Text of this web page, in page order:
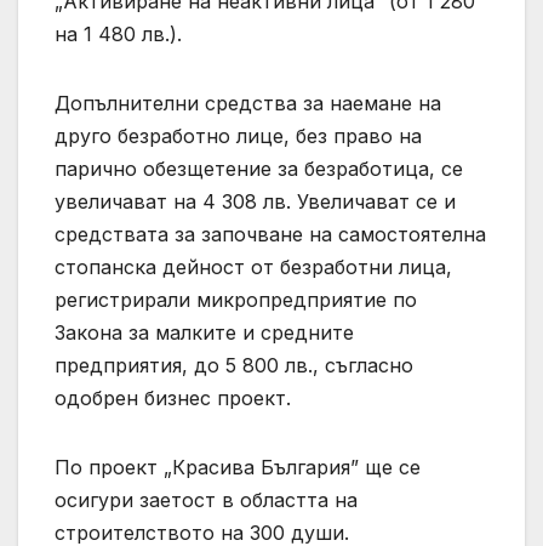
на 1 480 лв.).
Допълнителни средства за наемане на
друго безработно лице, без право на
парично обезщетение за безработица, се
увеличават на 4 308 лв. Увеличават се и
средствата за започване на самостоятелна
стопанска дейност от безработни лица,
регистрирали микропредприятие по
Закона за малките и средните
предприятия, до 5 800 лв., съгласно
одобрен бизнес проект.
По проект „Красива България” ще се
осигури заетост в областта на
строителството на 300 души.